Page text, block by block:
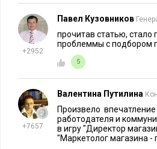
Поскольку компания
перспективными
никого «не распугать» –
супергероями и
К нашему общему с компанией
результативным. По его
практикантов во всех четырех
+2952
Павел Кузовников
прочитав статью,
проблеммы с подбором
5
+7657
Валентина Путилина
Произвело
работодателя и
в игру "Директор
"Маркетолог магазина -